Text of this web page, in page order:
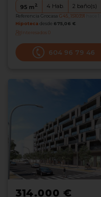
95 m2 4 Hab. 2 baño(s)
Referencia Grocasa G45_1510391
Hipoteca desde 675,06 €
Interesados0
604 96 79 46
314.000 €